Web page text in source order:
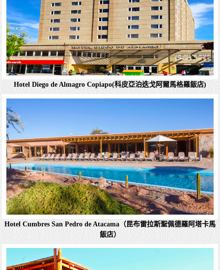
Hotel Diego de Almagro San Pedro de Atacama(聖
迷你冰箱。採用橫梁外露天花板的寬敞餐廳供應免費自助式
早餐。設施包括附壁爐的休閒酒吧，以及設有日光浴平台的
戶外泳池。官網：Hotel Diego ...
詳細資料
Hotel Diego de Almagro Copiapo(科皮亞泊迭戈阿爾馬格羅飯店)
Hotel Diego de Almagro Copiapo(科皮亞泊迭戈阿
爾馬格羅飯店)
樸實的低調客房提供免費Wi-Fi，平面電視和迷你吧。部分
客房設有附咖啡桌和座椅的休息區。飯店提供客房服務。設
Hotel Cumbres San Pedro de Atacama（昆布雷拉斯聖佩德羅阿塔卡馬
飯店）